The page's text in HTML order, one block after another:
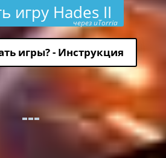
игру Hades II
через uTorria
игры? - Инструкция